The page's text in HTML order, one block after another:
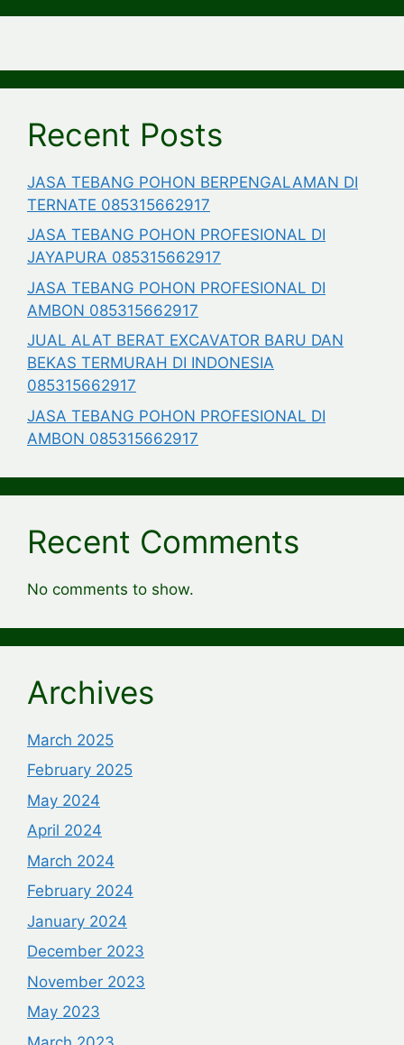
Recent Posts
JASA TEBANG POHON BERPENGALAMAN DI
TERNATE 085315662917
JASA TEBANG POHON PROFESIONAL DI
JAYAPURA 085315662917
JASA TEBANG POHON PROFESIONAL DI
AMBON 085315662917
JUAL ALAT BERAT EXCAVATOR BARU DAN
BEKAS TERMURAH DI INDONESIA
085315662917
JASA TEBANG POHON PROFESIONAL DI
AMBON 085315662917
Recent Comments
No comments to show.
Archives
March 2025
February 2025
May 2024
April 2024
March 2024
February 2024
January 2024
December 2023
November 2023
May 2023